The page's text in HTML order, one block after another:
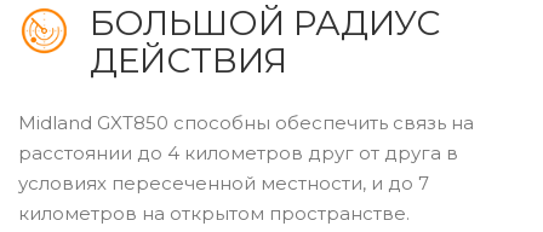
БОЛЬШОЙ РАДИУС
ДЕЙСТВИЯ
Midland GXT850 способны обеспечить связь на
расстоянии до 4 километров друг от друга в
условиях пересеченной местности, и до 7
километров на открытом пространстве.